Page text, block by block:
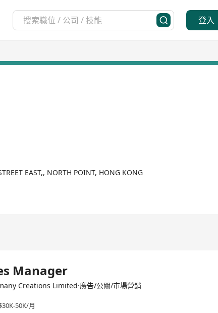
登入
EAST,, NORTH POINT, HONG KONG
Manager
Creations Limited·廣告/公關/市場營銷
50K/月